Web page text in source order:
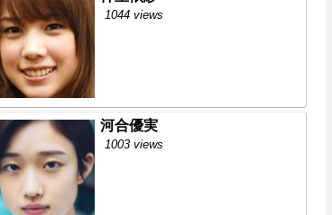
1044 views
河合優実
1003 views